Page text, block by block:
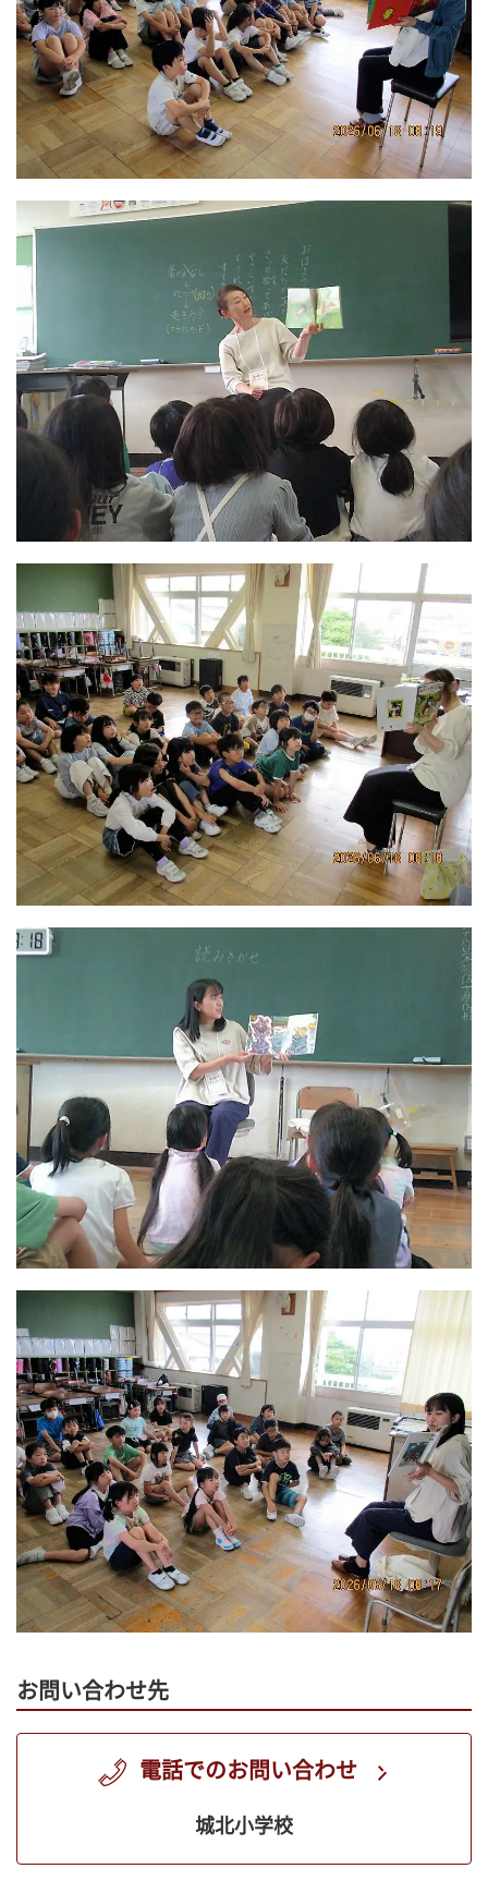
お問い合わせ先
電話でのお問い合わせ
城北小学校